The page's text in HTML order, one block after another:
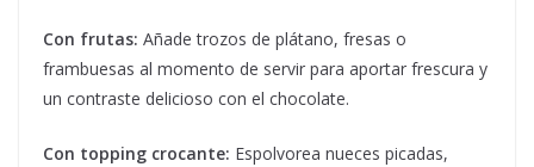
Con frutas: Añade trozos de plátano, fresas o
frambuesas al momento de servir para aportar frescura y
un contraste delicioso con el chocolate.
Con topping crocante: Espolvorea nueces picadas,